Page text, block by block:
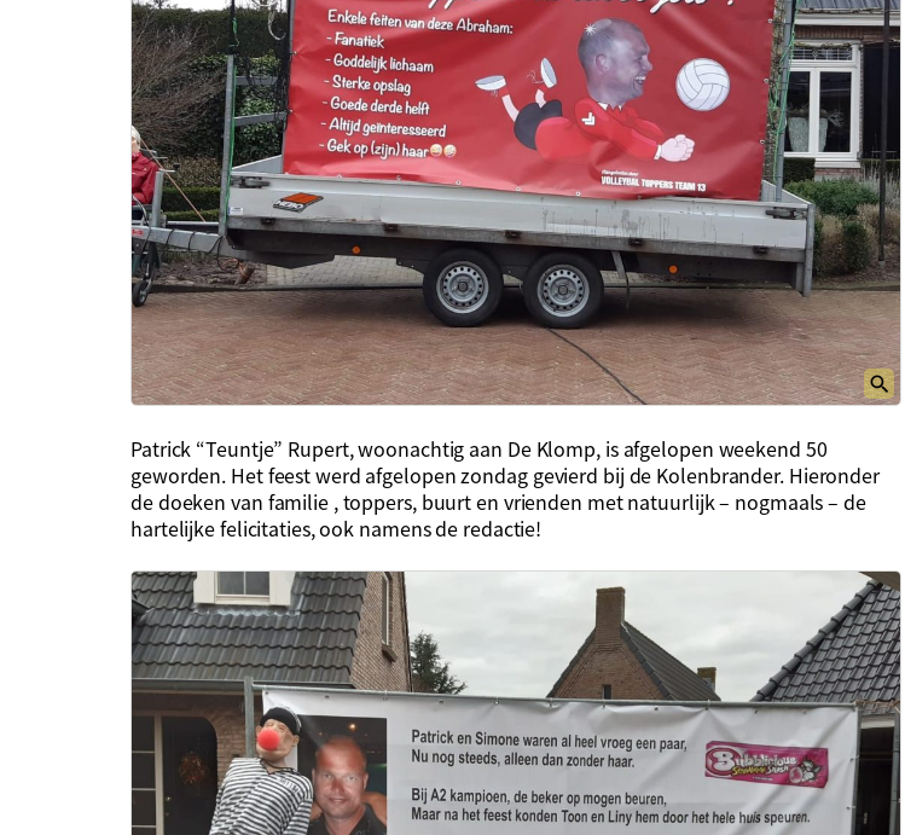
Patrick “Teuntje” Rupert, woonachtig aan De Klomp, is afgelopen weekend 50
geworden. Het feest werd afgelopen zondag gevierd bij de Kolenbrander. Hieronder
de doeken van familie , toppers, buurt en vrienden met natuurlijk – nogmaals – de
hartelijke felicitaties, ook namens de redactie!